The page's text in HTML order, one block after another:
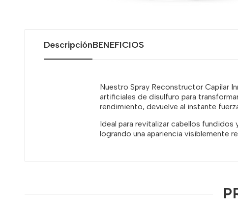
DescripciónBENEFICIOS
Nuestro Spray Reconstructor Capilar
artificiales de disulfuro para
rendimiento, devuelve al instante
Ideal para revitalizar cabellos
logrando una apariencia visiblemente